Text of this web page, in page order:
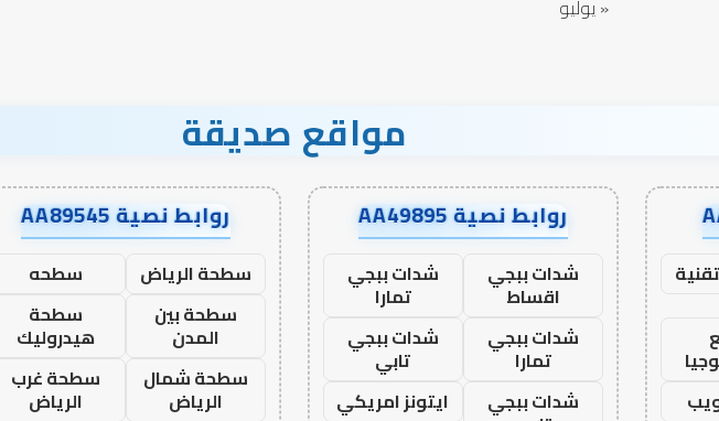
« يوليو
مواقع صديقة
روابط نصية AA49895
شدات ببجي
اقساط
شدات ببجي
تمارا
شدات ببجي
تمارا
شدات ببجي
تابي
شدات ببجي
ايتونز امريكي
روابط نصية AA89545
سطحة الرياض
سطحه
سطحة بين
المدن
سطحة
هيدروليك
سطحة شمال
الرياض
سطحة غرب
الرياض